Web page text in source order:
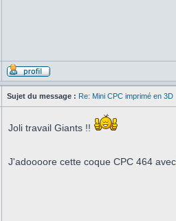
Sujet du message : Re: Mini CPC imprimé en 3D
Joli travail Giants !!
J'adoooore cette coque CPC 464